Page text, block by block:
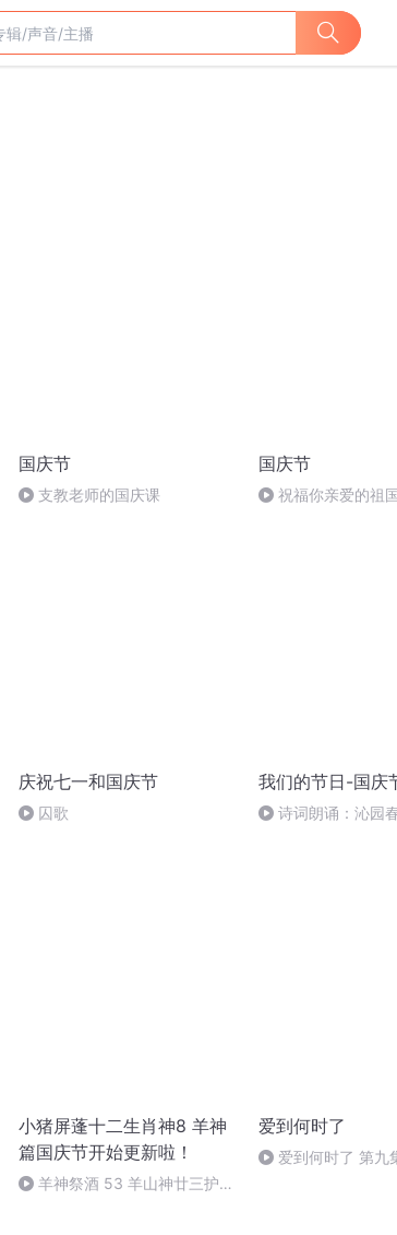
国庆节
支教老师的国庆课
国庆节
祝福你亲爱的祖
庆祝七一和国庆节
囚歌
我们的节日-国庆
诗词朗诵：沁园
小猪屏蓬十二生肖神8 羊神
篇国庆节开始更新啦！
羊神祭酒 53 羊山神廿三护祭
爱到何时了
爱到何时了 第九